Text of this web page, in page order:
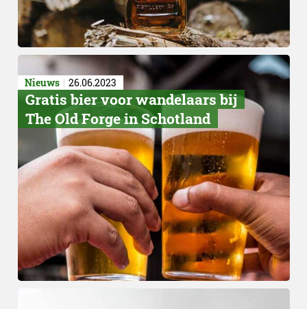
Klassieke Negroni
Nieuws 26.06.2023
Gratis bier voor wandelaars bij
The Old Forge in Schotland